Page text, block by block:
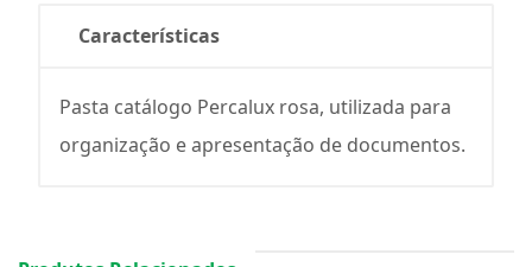
Características
Pasta catálogo Percalux rosa, utilizada para
organização e apresentação de documentos.